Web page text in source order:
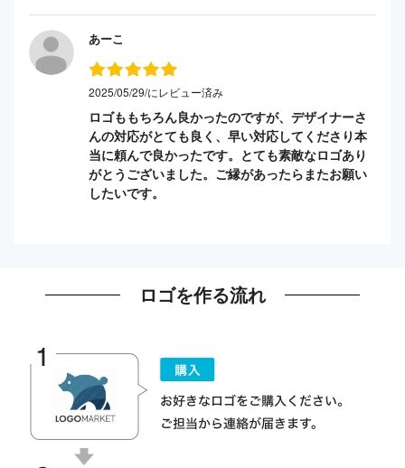
あーこ
2025/05/29/にレビュー済み
ロゴももちろん良かったのですが、デザイナーさ
んの対応がとても良く、早い対応してくださり本
当に頼んで良かったです。とても素敵なロゴあり
がとうございました。ご縁があったらまたお願い
したいです。
ロゴを作る流れ